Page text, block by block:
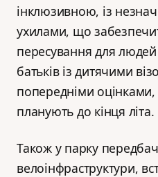
інклюзивною, із
ухилами, що
пересування для людей
батьків із дитячими
попередніми
планують до кінця літа.
Також у парку
велоінфраструктури,